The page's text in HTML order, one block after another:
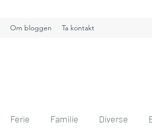
Om bloggen Ta kontakt
Ferie Familie Diverse